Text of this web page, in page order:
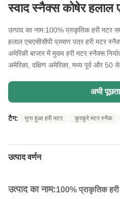
स्वाद स्नैक्स कोषेर हलाल
उत्पाद का नाम:100% प्राकृतिक हरी मटर
हलाल एचएसीसीपी प्रमाण पत्र हरी मटर
अमेरिकी बाजार में मुख्य हरी मटर स्नैक्स
अमेरिका, दक्षिण अमेरिका, मध्य पूर्व और 50 से
अभी
टैग: भुना हुआ हरी मटर कुरकुरे मटर स्नैक
उत्पाद वर्णन
उत्पाद का नाम:100% प्राकृतिक